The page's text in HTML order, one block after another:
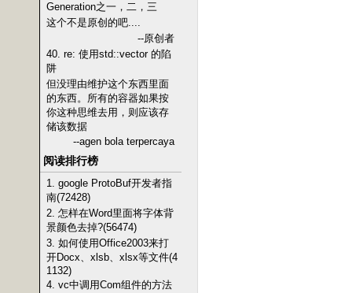
Generation之一，二，三
这个不是原创的吧....
--原创者
40. re: 使用std::vector 的陷
阱
但没理由维护这个东西里面
的东西。所有的容器如果按
你这种思维去用，则应该存
储该数据
--agen bola terpercaya
阅读排行榜
1. google ProtoBuf开发者指
南(72428)
2. 怎样在Word里面将字体背
景颜色去掉?(56474)
3. 如何使用Office2003来打
开Docx、xlsb、xlsx等文件(4
1132)
4. vc中调用Com组件的方法